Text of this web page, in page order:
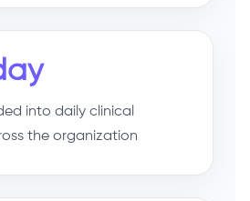
into daily clinical
the organization